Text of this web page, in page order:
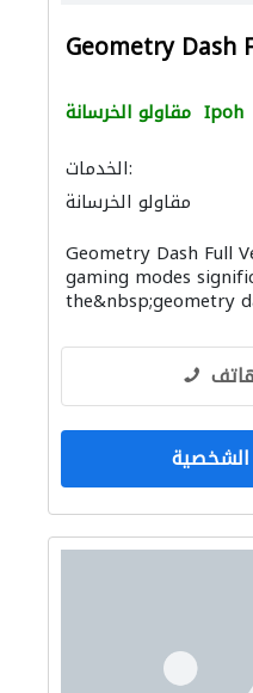
Geometry Dash
مقاولو الخرسانة Ipoh
الخدمات:
مقاولو الخرسانة
Geometry Dash Full
gaming modes
the&nbsp;geometry